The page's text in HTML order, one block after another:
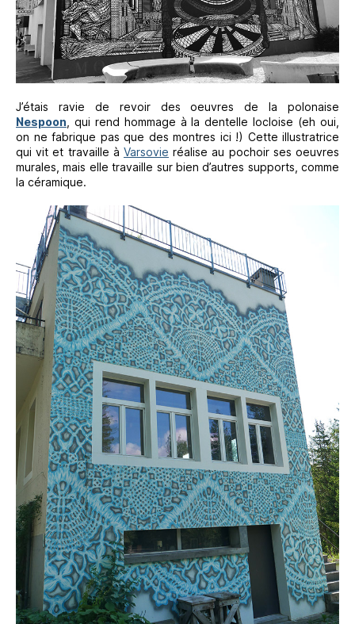
J’étais ravie de revoir des oeuvres de la polonaise
Nespoon , qui rend hommage à la dentelle locloise (eh oui,
on ne fabrique pas que des montres ici !) Cette illustratrice
qui vit et travaille à Varsovie réalise au pochoir ses oeuvres
murales, mais elle travaille sur bien d’autres supports, comme
la céramique.